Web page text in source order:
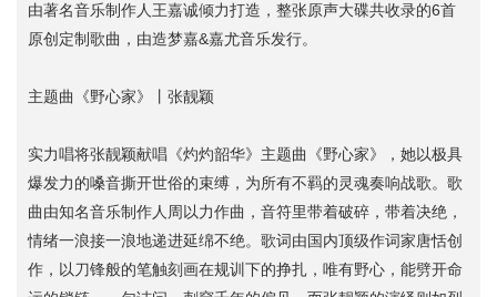
由著名音乐制作人王嘉诚倾力打造，整张原声大碟共收录的6首
原创定制歌曲，由造梦嘉&嘉尤音乐发行。
主题曲《野心家》丨张靓颖
实力唱将张靓颖献唱《灼灼韶华》主题曲《野心家》，她以极具
爆发力的嗓音撕开世俗的束缚，为所有不羁的灵魂奏响战歌。歌
曲由知名音乐制作人周以力作曲，音符里带着破碎，带着决绝，
情绪一浪接一浪地递进延绵不绝。歌词由国内顶级作词家唐恬创
作，以刀锋般的笔触刻画在规训下的挣扎，唯有野心，能劈开命